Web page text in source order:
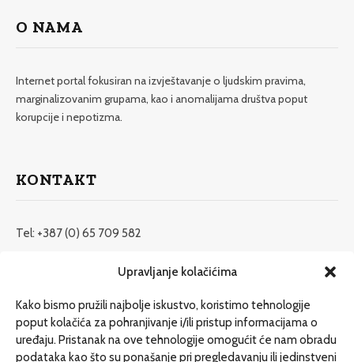
Upravljanje kolačićima
Kako bismo pružili najbolje iskustvo, koristimo tehnologije
poput kolačića za pohranjivanje i/ili pristup informacijama o
uređaju. Pristanak na ove tehnologije omogućit će nam obradu
podataka kao što su ponašanje pri pregledavanju ili jedinstveni
O NAMA
Internet portal fokusiran na izvještavanje o ljudskim pravima,
marginalizovanim grupama, kao i anomalijama društva poput
korupcije i nepotizma.
KONTAKT
Tel: +387 (0) 65 709 582
redakcija@etrafika.net
Dosije